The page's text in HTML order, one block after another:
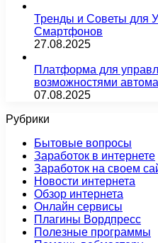
Тренды и Советы для
Смартфонов
27.08.2025
Платформа для
возможностями
07.08.2025
Рубрики
Бытовые вопросы
Заработок в интернете
Заработок на своем
Новости интернета
Обзор интернета
Онлайн сервисы
Плагины Вордпресс
Полезные программы